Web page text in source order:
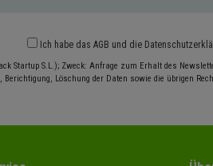
Ich habe das AGB und die
Startup S.L.); Zweck: Anfrage zum Erhalt des
Berichtigung, Löschung der Daten sowie die übrigen